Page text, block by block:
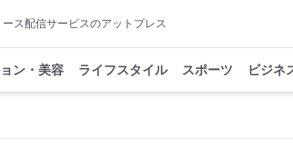
ス配信サービスのアットプレス
ン・美容 ライフスタイル スポーツ ビジネ